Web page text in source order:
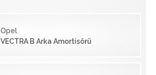
Opel
VECTRA B Arka Amortisörü